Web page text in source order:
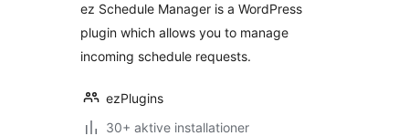
ez Schedule Manager is a WordPress
plugin which allows you to manage
incoming schedule requests.
ezPlugins
30+ aktive installationer